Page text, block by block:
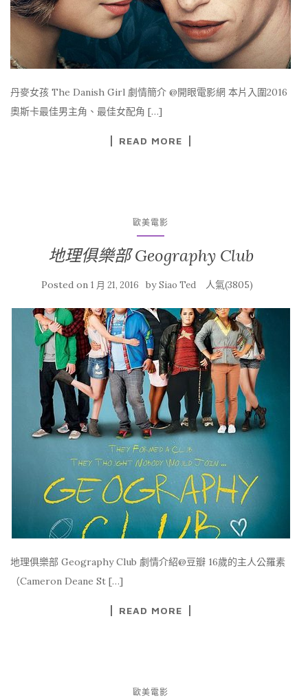
丹麥女孩 The Danish Girl 劇情簡介 @開眼電影網 本片入圍2016
奧斯卡最佳男主角、最佳女配角 […]
READ MORE
歐美電影
地理俱樂部 Geography Club
Posted on 1 月 21, 2016 bySiao Ted 人氣(3805)
地理俱樂部 Geography Club 劇情介紹@豆瓣 16歲的主人公羅素
（Cameron Deane St […]
READ MORE
歐美電影